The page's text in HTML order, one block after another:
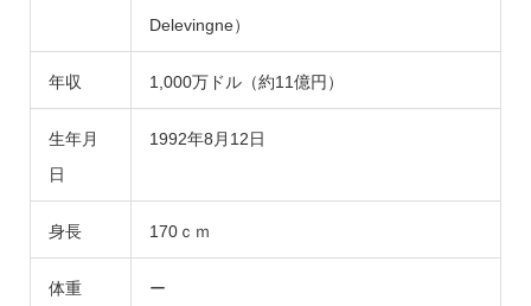
Delevingne）
年収 1,000万ドル（約11億円）
生年月
日
1992年8月12日
身長 170ｃｍ
体重 ー